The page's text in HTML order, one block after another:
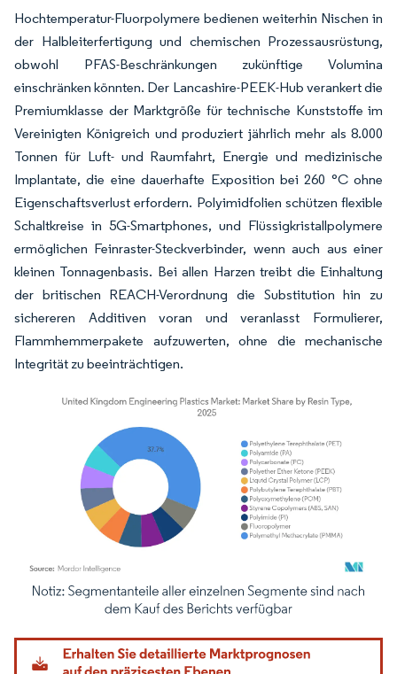
Hochtemperatur-Fluorpolymere bedienen weiterhin Nischen in
der Halbleiterfertigung und chemischen Prozessausrüstung,
obwohl PFAS-Beschränkungen zukünftige Volumina
einschränken könnten. Der Lancashire-PEEK-Hub verankert die
Premiumklasse der Marktgröße für technische Kunststoffe im
Vereinigten Königreich und produziert jährlich mehr als 8.000
Tonnen für Luft- und Raumfahrt, Energie und medizinische
Implantate, die eine dauerhafte Exposition bei 260 °C ohne
Eigenschaftsverlust erfordern. Polyimidfolien schützen flexible
Schaltkreise in 5G-Smartphones, und Flüssigkristallpolymere
ermöglichen Feinraster-Steckverbinder, wenn auch aus einer
kleinen Tonnagenbasis. Bei allen Harzen treibt die Einhaltung
der britischen REACH-Verordnung die Substitution hin zu
sichereren Additiven voran und veranlasst Formulierer,
Flammhemmerpakete aufzuwerten, ohne die mechanische
Integrität zu beeinträchtigen.
Bild © Mordor Intelligence. Wiederverwendung erfordert Namensnennung